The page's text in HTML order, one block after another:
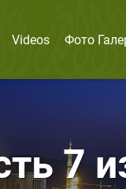
Videos Фото
7